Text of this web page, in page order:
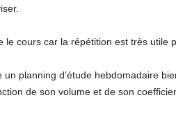
le cours car la répétition est très utile
un planning d’étude hebdomadaire
de son volume et de son